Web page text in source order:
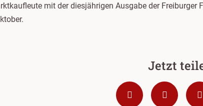
mit der diesjährigen Ausgabe der